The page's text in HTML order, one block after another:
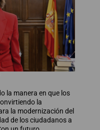
la manera en que los
la
la modernización del
de los ciudadanos a